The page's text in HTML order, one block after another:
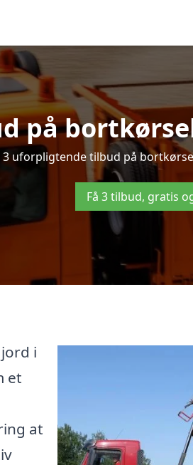
på
uforpligtende tilbud på
Få 3 tilbud, gratis
i
et
at